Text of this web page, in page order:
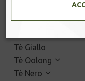
Tè Verde
Tè Giallo
Tè Oolong
Tè Nero